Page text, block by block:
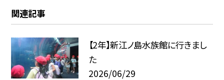
関連記事
【2年】新江ノ島水族館に行きまし
た
2026/06/29